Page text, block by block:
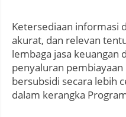
Ketersediaan informasi
akurat, dan relevan
lembaga jasa keuangan
penyaluran pembiayaan
bersubsidi secara lebih
dalam kerangka